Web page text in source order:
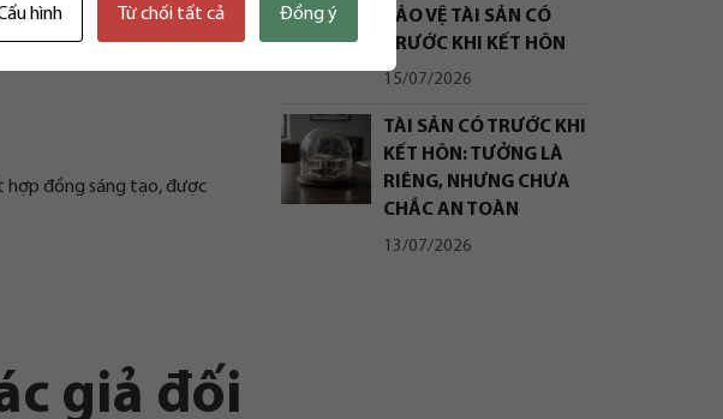
hợp đồng sáng tạo, được
giả đối
BẢO VỆ TÀI SẢN CÓ
TRƯỚC KHI KẾT HÔN
15/07/2026
TÀI SẢN CÓ TRƯỚC KHI
KẾT HÔN: TƯỞNG LÀ
RIÊNG, NHƯNG CHƯA
CHẮC AN TOÀN
13/07/2026
hình Từ chối tất cả Đồng ý